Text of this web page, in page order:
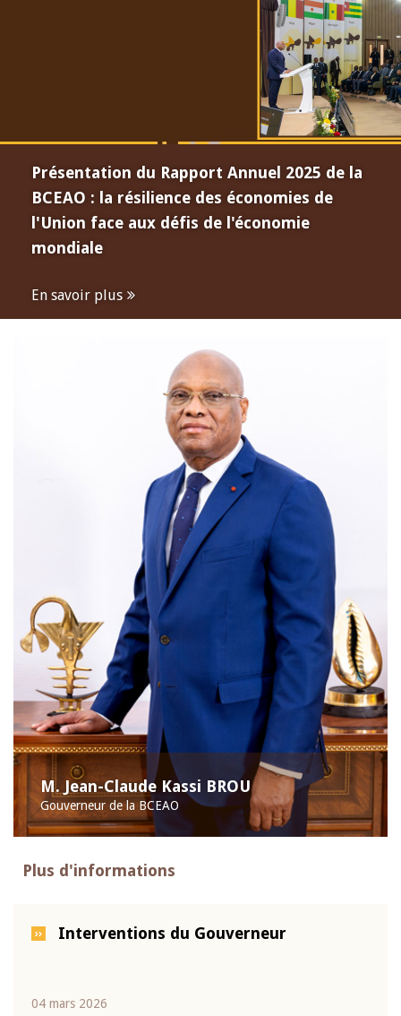
Présentation du Rapport Annuel 2025 de la
BCEAO : la résilience des économies de
l'Union face aux défis de l'économie
mondiale
En savoir plus
M. Jean-Claude Kassi BROU
Gouverneur de la BCEAO
Plus d'informations
Interventions du Gouverneur
04 mars 2026